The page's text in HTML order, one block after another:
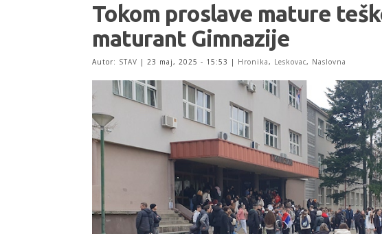
Tokom proslave mature
maturant Gimnazije
Autor: STAV |23 maj, 2025 - 15:53 | Hronika, Leskovac, Naslovna